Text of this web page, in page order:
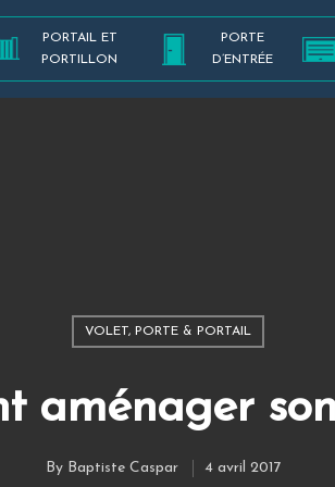
PORTAIL ET
PORTILLON
PORTE
D’ENTRÉE
VOLET, PORTE & PORTAIL
aménager
By Baptiste Caspar 4 avril 2017